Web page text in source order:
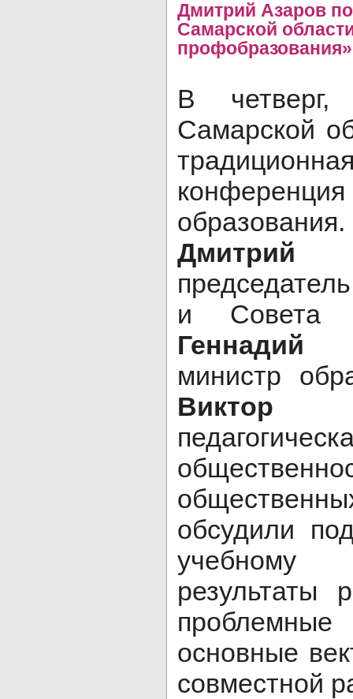
Дмитрий Азаров
Самарской
профобразования»
В
Самарской
и Совета
Геннадий
министр
обсудили
учебному
результаты
основные
совместной